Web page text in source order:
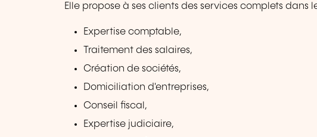
Elle propose à ses clients des services complets dans
Expertise comptable,
Traitement des salaires,
Création de sociétés,
Domiciliation d'entreprises,
Conseil fiscal,
Expertise judiciaire,